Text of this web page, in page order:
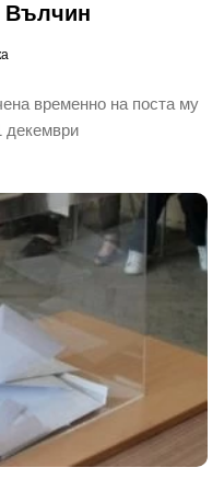
Вълчин
временно на поста му
декември